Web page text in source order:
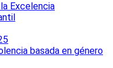
Excelencia
basada en género